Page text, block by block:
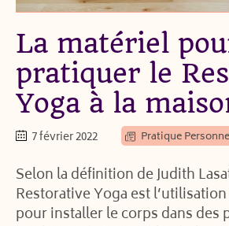
La matériel
pratiquer le
Yoga à la
7 février 2022 Pratique
Selon la définition de Judith
Restorative Yoga est
pour installer le corps dans des